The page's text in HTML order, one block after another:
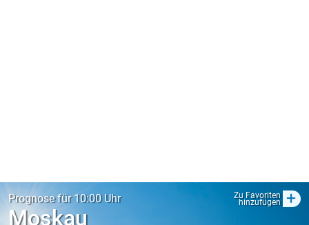
Prognose für 10:00 Uhr Zu Favoriten
hinzufügen +
Moskau